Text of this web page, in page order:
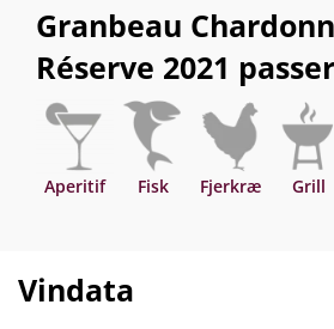
Granbeau
Réserve 2021
Aperitif Fisk Fjerkræ Grill
Vindata